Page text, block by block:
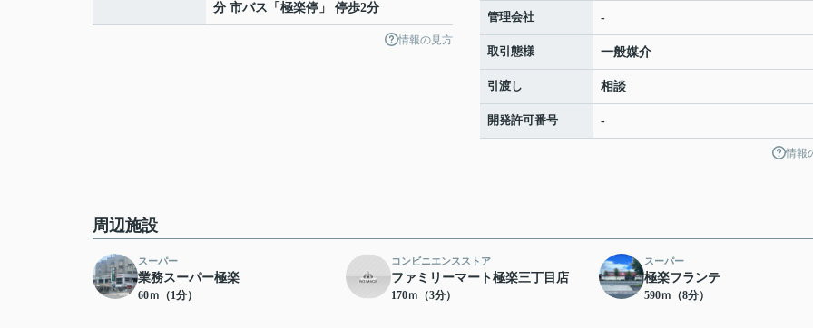
分 市バス「極楽停」 停歩2分
情報の見方
管理会社 -
取引態様 一般媒介
引渡し 相談
開発許可番号 -
情報
周辺施設
スーパー
業務スーパー極楽
60ｍ（1分）
コンビニエンスストア
ファミリーマート極楽三丁目店
170ｍ（3分）
スーパー
極楽フランテ
590ｍ（8分）